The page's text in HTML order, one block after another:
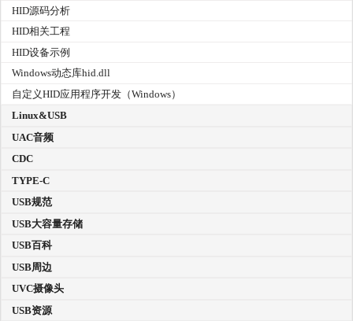
HID源码分析
HID相关工程
HID设备示例
Windows动态库hid.dll
自定义HID应用程序开发（Windows）
Linux&USB
UAC音频
CDC
TYPE-C
USB规范
USB大容量存储
USB百科
USB周边
UVC摄像头
USB资源